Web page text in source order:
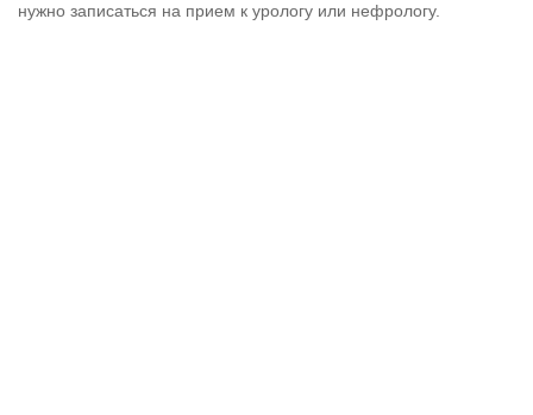
нужно записаться на прием к урологу или нефрологу.